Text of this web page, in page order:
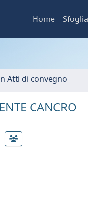
Home Sfoglia
Atti di convegno
CANCRO